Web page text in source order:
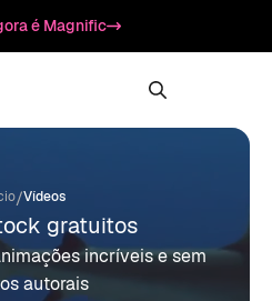
é Magnific
/Vídeos
gratuitos
incríveis e sem
autorais